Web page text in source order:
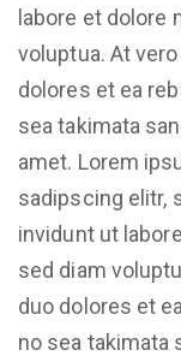
labore et dolore
voluptua. At
dolores et ea
sea takimata
amet. Lorem
sadipscing elitr,
invidunt ut
sed diam
duo dolores et
no sea takimata